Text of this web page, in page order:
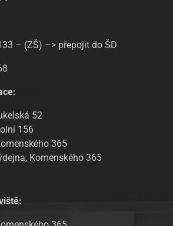
– (ZŠ) –> přepojit do ŠD
52
156
365
Komenského 365